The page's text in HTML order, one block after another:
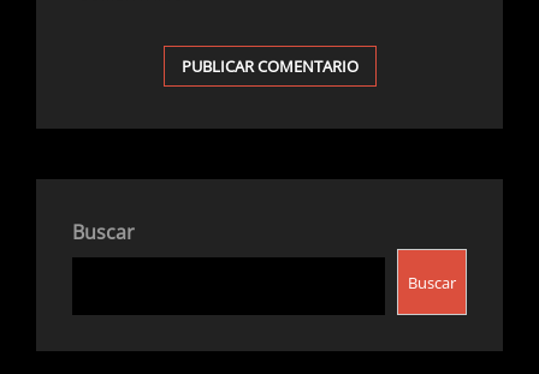
Buscar
Buscar